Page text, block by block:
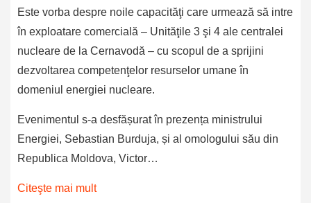
Este vorba despre noile capacităţi care urmează să intre
în exploatare comercială – Unităţile 3 şi 4 ale centralei
nucleare de la Cernavodă – cu scopul de a sprijini
dezvoltarea competenţelor resurselor umane în
domeniul energiei nucleare.
Evenimentul s-a desfășurat în prezența ministrului
Energiei, Sebastian Burduja, și al omologului său din
Republica Moldova, Victor…
Citeşte mai mult